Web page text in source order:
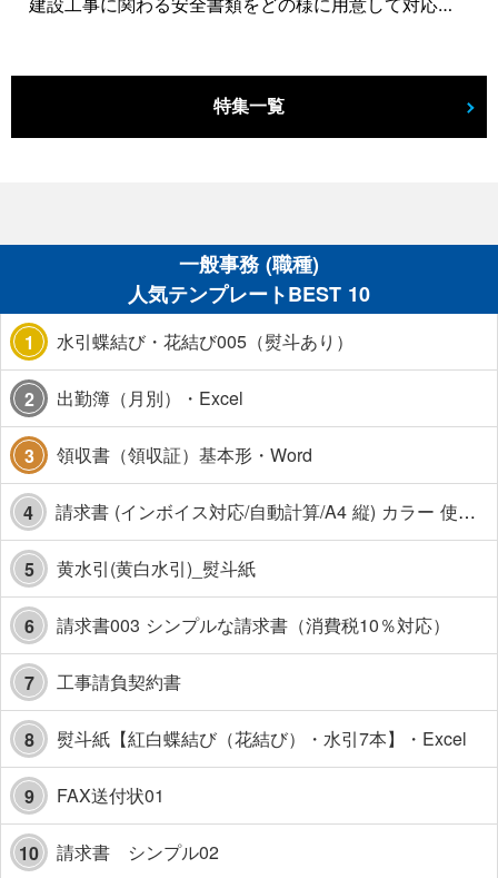
建設工事に関わる安全書類をどの様に用意して対応するか？関連書式テンプレートから書き方の注意点などの役立つコラムをbizoceanがお届けします。
特集一覧
一般事務 (職種)
人気テンプレートBEST 10
1 水引蝶結び・花結び005（熨斗あり）
2 出勤簿（月別）・Excel
3 領収書（領収証）基本形・Word
4 請求書 (インボイス対応/自動計算/A4 縦) カラー 使い方解説あり
5 黄水引(黄白水引)_熨斗紙
6 請求書003 シンプルな請求書（消費税10％対応）
7 工事請負契約書
8 熨斗紙【紅白蝶結び（花結び）・水引7本】・Excel
9 FAX送付状01
10 請求書 シンプル02